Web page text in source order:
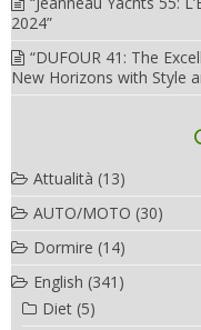
2024”
“DUFOUR 41: The
New Horizons with Style
Attualità (13)
AUTO/MOTO (30)
Dormire (14)
English (341)
Diet (5)